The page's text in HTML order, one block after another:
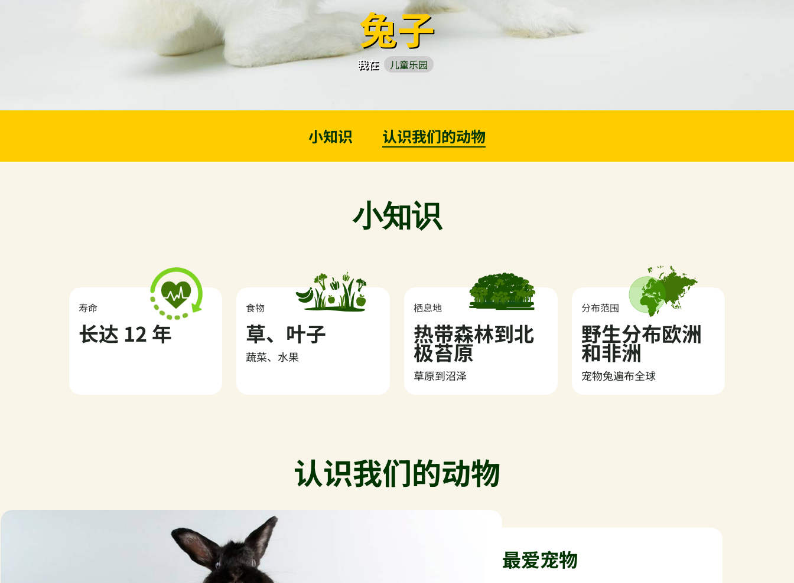
兔子
我在 儿童乐园
小知识 认识我们的动物
小知识
寿命
长达 12 年
食物
草、叶子
蔬菜、水果
栖息地
热带森林到北
极苔原
草原到沼泽
分布范围
野生分布欧洲
和非洲
宠物兔遍布全球
认识我们的动物
最爱宠物